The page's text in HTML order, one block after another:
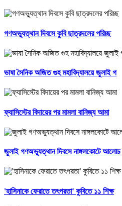
গণঅভ্যুত্থান দিবসে কুবি ছাত্রদলের পরিচ্ছ
ভাষা সৈনিক অজিত গুহ মহাবিদ্যালয়ে জুলাই গ
ফ্যাসিস্টের বিদায়ের পর মামলা বানিজ্য আমা
জুলাই গণঅভ্যুত্থান দিবসে নাঙ্গলকোটে আলোচ
'হাসিনাকে ফেরাতে তৎপরতা' কুবিতে ১১ শিক্ষ